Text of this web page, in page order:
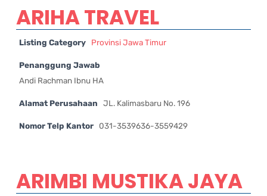
ARIHA TRAVEL
Listing Category Provinsi Jawa Timur
Penanggung Jawab
Andi Rachman Ibnu HA
Alamat Perusahaan JL. Kalimasbaru No. 196
Nomor Telp Kantor 031-3539636-3559429
ARIMBI MUSTIKA JAYA